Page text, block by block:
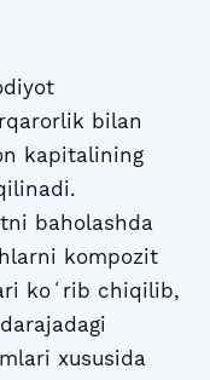
bilan
kapitalining
baholashda
kompozit
koʻrib chiqilib,
xususida